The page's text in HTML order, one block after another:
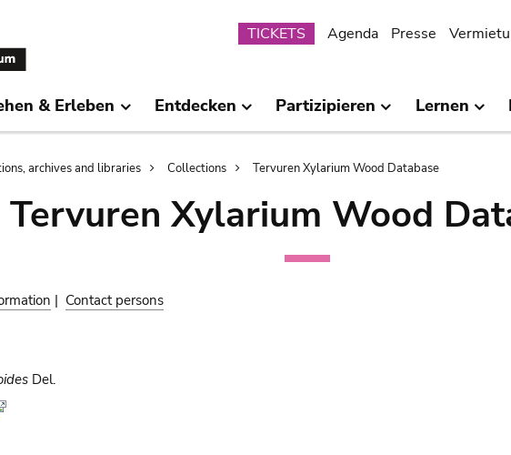
Submenu
TICKETS Agenda Presse
& Erleben Entdecken Partizipieren Lernen
archives and libraries Collections Tervuren Xylarium Wood Database
Tervuren Xylarium Wood
| Contact persons
Del.